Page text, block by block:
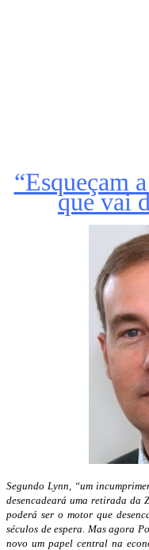
“Esqueçam
que vai
Segundo Lynn, “um
desencadeará uma retirada da
poderá ser o motor que
séculos de espera. Mas agora
novo um papel central na